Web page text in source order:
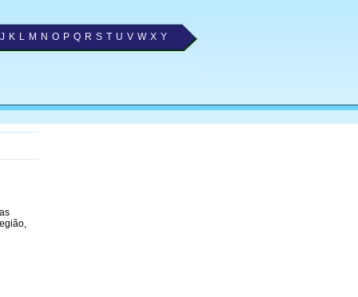
J K L M N O P Q R S T U V W X Y